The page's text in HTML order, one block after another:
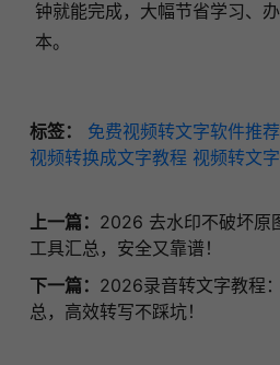
钟就能完成，大幅节省学习、
本。
标签： 免费视频转文字软件推荐
视频转换成文字教程 视频转文
上一篇： 2026 去水印不破坏原
工具汇总，安全又靠谱！
下一篇： 2026录音转文字教程
总，高效转写不踩坑！